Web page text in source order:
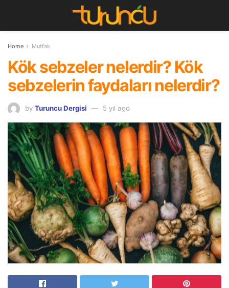
Home Mutfak
Kök sebzeler nelerdir? Kök
sebzelerin faydaları nelerdir?
by Turuncu Dergisi 5 yıl ago